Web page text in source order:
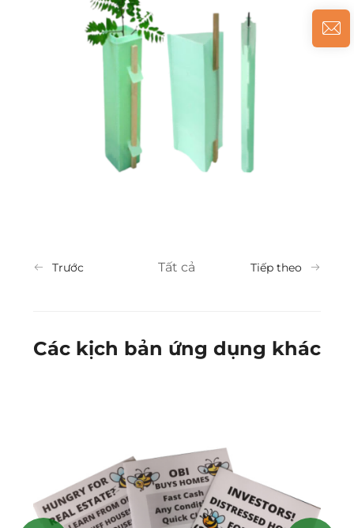
Trước Tất cả Tiếp theo
Các kịch bản ứng dụng khác